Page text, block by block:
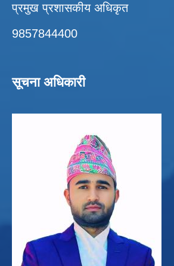
प्रमुख प्रशासकीय अधिकृत
9857844400
सूचना अधिकारी